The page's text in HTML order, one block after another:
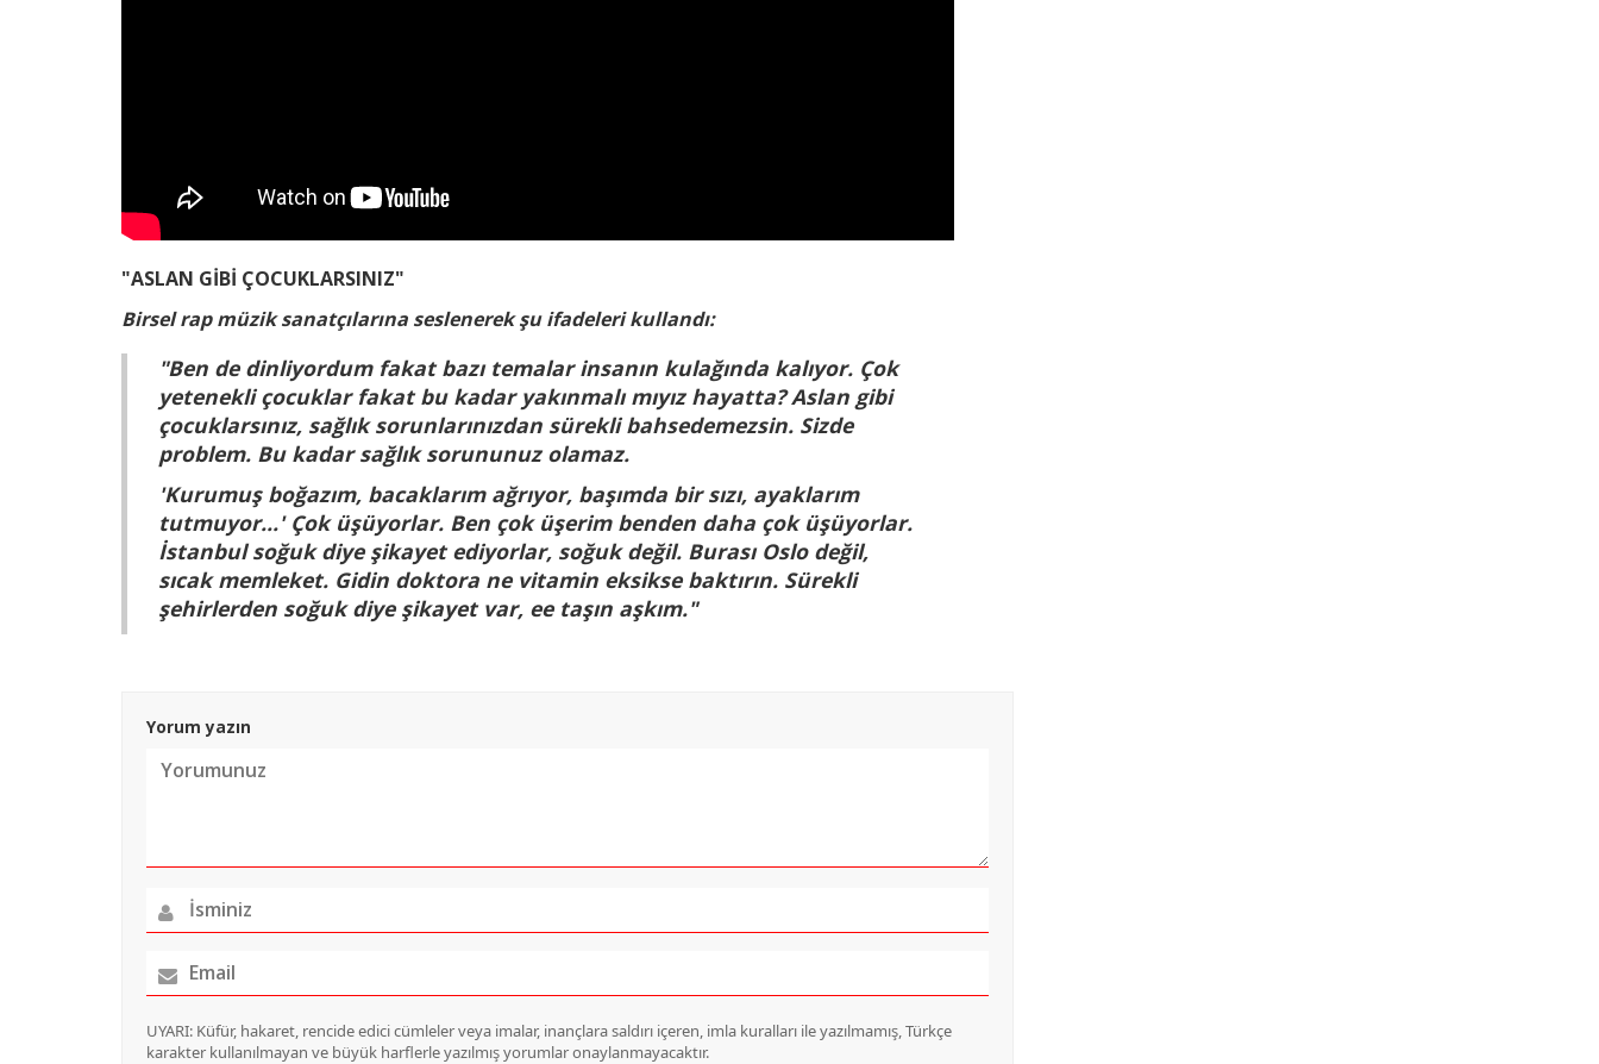
"ASLAN GİBİ ÇOCUKLARSINIZ"
Birsel rap müzik sanatçılarına seslenerek şu ifadeleri kullandı:
"Ben de dinliyordum fakat bazı temalar insanın kulağında kalıyor. Çok
yetenekli çocuklar fakat bu kadar yakınmalı mıyız hayatta? Aslan gibi
çocuklarsınız, sağlık sorunlarınızdan sürekli bahsedemezsin. Sizde
problem. Bu kadar sağlık sorununuz olamaz.
'Kurumuş boğazım, bacaklarım ağrıyor, başımda bir sızı, ayaklarım
tutmuyor...' Çok üşüyorlar. Ben çok üşerim benden daha çok üşüyorlar.
İstanbul soğuk diye şikayet ediyorlar, soğuk değil. Burası Oslo değil,
sıcak memleket. Gidin doktora ne vitamin eksikse baktırın. Sürekli
şehirlerden soğuk diye şikayet var, ee taşın aşkım."
Yorum yazın
UYARI: Küfür, hakaret, rencide edici cümleler veya imalar, inançlara saldırı içeren, imla kuralları ile yazılmamış, Türkçe
karakter kullanılmayan ve büyük harflerle yazılmış yorumlar onaylanmayacaktır.